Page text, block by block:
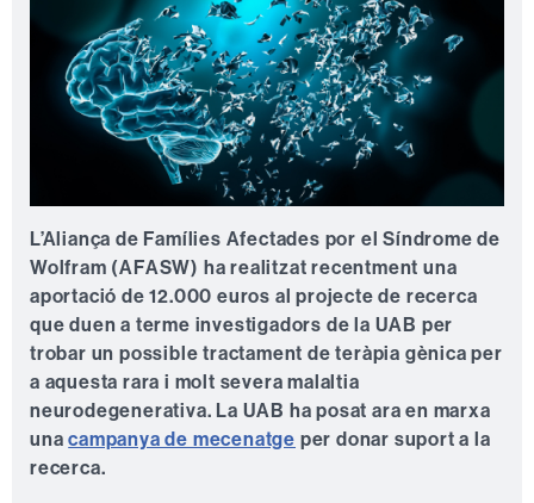
L’Aliança de Famílies Afectades por el Síndrome de
Wolfram (AFASW) ha realitzat recentment una
aportació de 12.000 euros al projecte de recerca
que duen a terme investigadors de la UAB per
trobar un possible tractament de teràpia gènica per
a aquesta rara i molt severa malaltia
neurodegenerativa. La UAB ha posat ara en marxa
unacampanya de mecenatge per donar suport a la
recerca.